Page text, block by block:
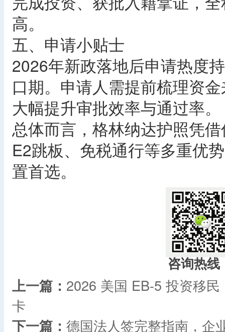
高。
五、申请小贴士
2026年新政落地后申请热度
口期。申请人需提前梳理资
大幅提升审批效率与通过率。
总体而言，格林纳达护照凭
E2跳板、免税通行等多重优
置首选。 ​
咨询热线
上一篇： 2026 美国 EB-5 投资移
卡
下一篇： 德国法人签完整指南，企